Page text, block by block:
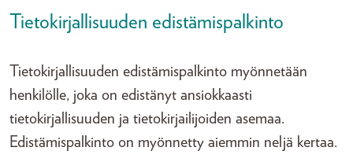
Tietokirjallisuuden edistämispalkinto
Tietokirjallisuuden edistämispalkinto myönnetään
henkilölle, joka on edistänyt ansiokkaasti
tietokirjallisuuden ja tietokirjailijoiden asemaa.
Edistämispalkinto on myönnetty aiemmin neljä kertaa.